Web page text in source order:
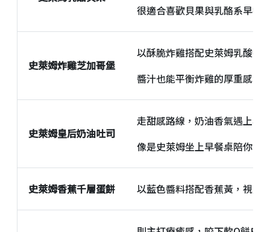
很適合喜歡貝果與乳酪系早餐
史萊姆炸雞芝加哥堡
以酥脆炸雞搭配史萊姆乳酸醬
醬汁也能平衡炸雞的厚重感，
史萊姆皇后奶油吐司
走甜感路線，奶油香氣遇上乳
像是史萊姆坐上早餐桌陪你一
史萊姆香蕉千層蛋餅 以藍色醬料搭配香蕉黃，視覺